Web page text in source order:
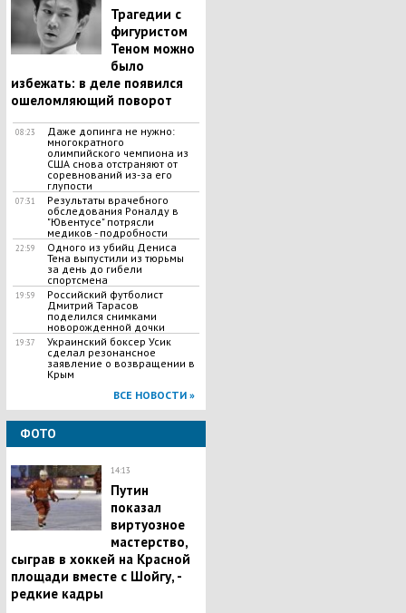
Трагедии с
фигуристом
Теном можно
было
избежать: в деле появился
ошеломляющий поворот
08:23
Даже допинга не нужно:
многократного
олимпийского чемпиона из
США снова отстраняют от
соревнований из-за его
глупости
07:31
​Результаты врачебного
обследования Роналду в
"Ювентусе" потрясли
медиков - подробности
22:59
Одного из убийц Дениса
Тена выпустили из тюрьмы
за день до гибели
спортсмена
19:59
Российский футболист
Дмитрий Тарасов
поделился снимками
новорожденной дочки
19:37
Украинский боксер Усик
сделал резонансное
заявление о возвращении в
Крым
ВСЕ НОВОСТИ »
ФОТО
14:13
Путин
показал
виртуозное
мастерство,
сыграв в хоккей на Красной
площади вместе с Шойгу, -
редкие кадры